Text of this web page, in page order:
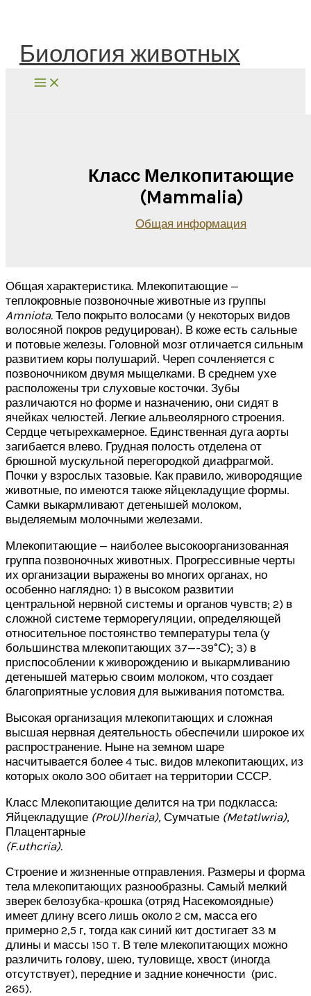
Биология животных
Класс Мелкопитающие
(Mammalia)
Общая информация
Общая характеристика. Млекопитающие —
теплокровные позвоночные животные из группы
Amniota. Тело покрыто волосами (у некоторых видов
волосяной покров редуцирован). В коже есть сальные
и потовые железы. Головной мозг отличается сильным
развитием коры полушарий. Череп сочленяется с
позвоночником двумя мыщелками. В среднем ухе
расположены три слуховые косточки. Зубы
различаются но форме и назначению, они сидят в
ячейках челюстей. Легкие альвеолярного строения.
Сердце четырехкамерное. Единственная дуга аорты
загибается влево. Грудная полость отделена от
брюшной мускульной перегородкой диафрагмой.
Почки у взрослых тазовые. Как правило, живородящие
животные, по имеются также яйцекладущие формы.
Самки выкармливают детенышей молоком,
выделяемым молочными железами.
Млекопитающие — наиболее высокоорганизованная
группа позвоночных животных. Прогрессивные черты
их организации выражены во многих органах, но
особенно наглядно: 1) в высоком развитии
центральной нервной системы и органов чувств; 2) в
сложной системе терморегуляции, определяющей
относительное постоянство температуры тела (у
большинства млекопитающих 37—-39°С); 3) в
приспособлении к живорождению и выкармливанию
детенышей матерью своим молоком, что создает
благоприятные условия для выживания потомства.
Высокая организация млекопитающих и сложная
высшая нервная деятельность обеспечили широкое их
распространение. Ныне на земном шаре
насчитывается более 4 тыс. видов млекопитающих, из
которых около 300 обитает на территории СССР.
Класс Млекопитающие делится на три подкласса:
Яйцекладущие (ProU)lheria), Сумчатые (Metatlwria),
Плацентарные
(F.uthcria).
Строение и жизненные отправления. Размеры и форма
тела млекопитающих разнообразны. Самый мелкий
зверек белозубка-крошка (отряд Насекомоядные)
имеет длину всего лишь около 2 см, масса его
примерно 2,5 г, тогда как синий кит достигает 33 м
длины и массы 150 т. В теле млекопитающих можно
различить голову, шею, туловище, хвост (иногда
отсутствует), передние и задние конечности (рис.
265).